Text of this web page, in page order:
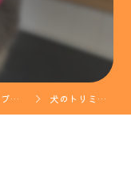
ブログ 犬のトリミング✂️